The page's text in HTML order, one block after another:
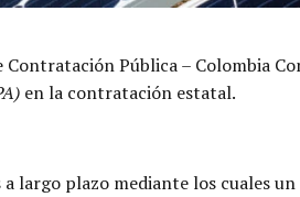
Contratación Pública – Colombia
en la contratación estatal.
largo plazo mediante los cuales